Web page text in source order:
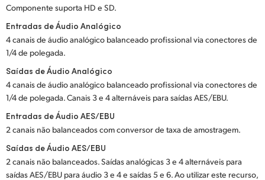
Ukraine
United Kingdom
United States
Componente suporta HD e SD.
Entradas de Áudio Analógico
4 canais de áudio analógico balanceado profissional via conectores de
1/4 de polegada.
Saídas de Áudio Analógico
4 canais de áudio analógico balanceado profissional via conectores de
1/4 de polegada. Canais 3 e 4 alternáveis para saídas AES/EBU.
Entradas de Áudio AES/EBU
2 canais não balanceados com conversor de taxa de amostragem.
Saídas de Áudio AES/EBU
2 canais não balanceados. Saídas analógicas 3 e 4 alternáveis para
saídas AES/EBU para áudio 3 e 4 e saídas 5 e 6. Ao utilizar este recurso,